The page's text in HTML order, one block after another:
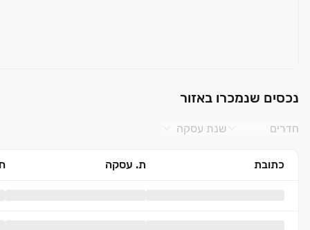
נכסים שנמכרו באזור
חדרים שנת עסקה
כתובת ת. עסקה